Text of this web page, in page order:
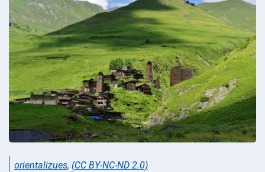
orientalizues, (CC BY-NC-ND 2.0)